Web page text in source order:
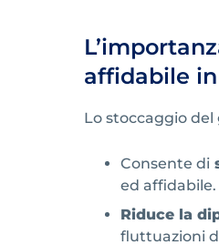
affidabile
Lo stoccaggio
Consente di
ed affidabile.
Riduce la
fluttuazioni